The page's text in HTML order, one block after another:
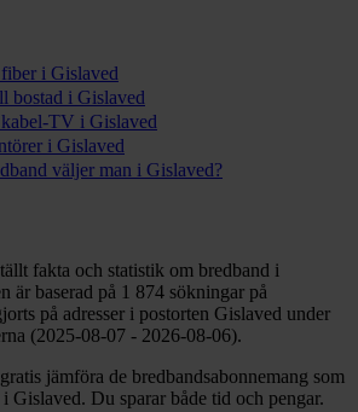
i Gislaved
bostad i Gislaved
TV i Gislaved
i Gislaved
väljer man i Gislaved?
fakta och statistik om bredband i
är baserad på 1 874 sökningar på
på adresser i postorten Gislaved under
(2025-08-07 - 2026-08-06).
jämföra de bredbandsabonnemang som
Gislaved. Du sparar både tid och pengar.